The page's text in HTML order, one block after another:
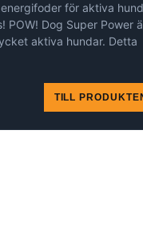
för aktiva
POW! Dog Super Power
aktiva hundar. Detta
TILL